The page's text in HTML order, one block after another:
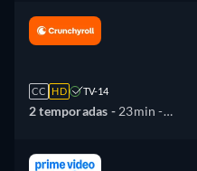
CC HD TV-14
2 temporadas - 23min -